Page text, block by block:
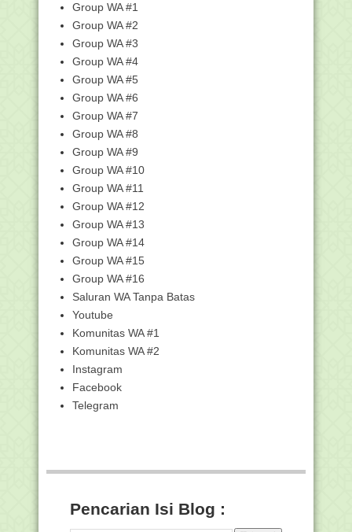
Wawacara Ti...
Juknis Pembayaran Tunjangan Kinerja
(Tukin) Guru A...
Modul Pelatihan Kurikulum Merdeka
Badan Litbang da...
Contoh soal dan Simulasi UTBK-
SNPMB
Puluhan Ribu Guru Madrasah Ikuti
Bimtek Implementa...
Sejumlah Posisi Makmum yang
Dimakruhkan saat Shala...
Hasil Seleksi Administrasi Setelah Masa
Sanggah Ca...
1.240 Peserta Diterima Sanggahnya,
74.424 Pelamar ...
Pembatalan Status Pelamar Hasil
Seleksi Administra...
Peraturan Presiden Republik Indonesia
Nomor 12 Tah...
14.122 Guru Madrasah dan PAI Ikuti Uji
Pengetahuan...
Pengumuman Hasil Seleksi Administrasi
Calon Petuga...
Prosedur Pencairan BOS Pada
Madrasah Tahun Anggara...
Pengumuman Hasil Seleksi Administrasi
Juknis BOS RA/Madrasah Tahun 2023
Pelatihan Kurikulum Merdeka pada
Group WA #1
Group WA #2
Group WA #3
Group WA #4
Group WA #5
Group WA #6
Group WA #7
Group WA #8
Group WA #9
Group WA #10
Group WA #11
Group WA #12
Group WA #13
Group WA #14
Group WA #15
Group WA #16
Saluran WA Tanpa Batas
Youtube
Komunitas WA #1
Komunitas WA #2
Instagram
Facebook
Telegram
Pencarian Isi Blog :